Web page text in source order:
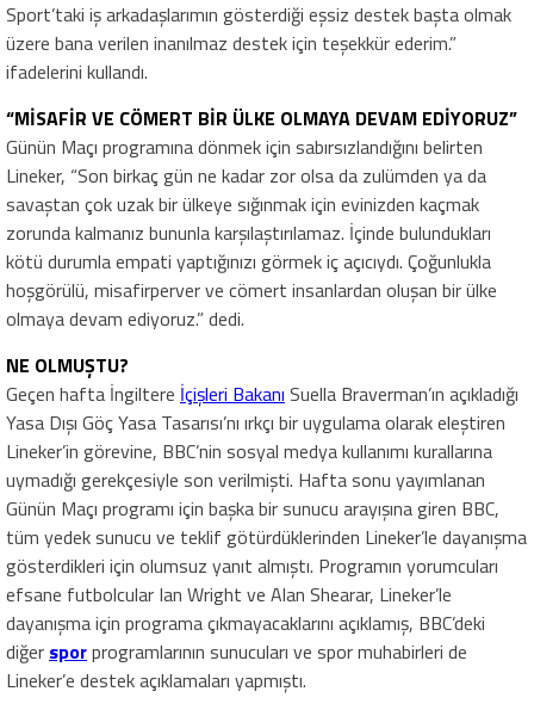
Sport’taki iş arkadaşlarımın gösterdiği eşsiz destek başta olmak
üzere bana verilen inanılmaz destek için teşekkür ederim.”
ifadelerini kullandı.
“MİSAFİR VE CÖMERT BİR ÜLKE OLMAYA DEVAM EDİYORUZ”
Günün Maçı programına dönmek için sabırsızlandığını belirten
Lineker, “Son birkaç gün ne kadar zor olsa da zulümden ya da
savaştan çok uzak bir ülkeye sığınmak için evinizden kaçmak
zorunda kalmanız bununla karşılaştırılamaz. İçinde bulundukları
kötü durumla empati yaptığınızı görmek iç açıcıydı. Çoğunlukla
hoşgörülü, misafirperver ve cömert insanlardan oluşan bir ülke
olmaya devam ediyoruz.” dedi.
NE OLMUŞTU?
Geçen hafta İngiltere İçişleri Bakanı Suella Braverman’ın açıkladığı
Yasa Dışı Göç Yasa Tasarısı’nı ırkçı bir uygulama olarak eleştiren
Lineker’in görevine, BBC’nin sosyal medya kullanımı kurallarına
uymadığı gerekçesiyle son verilmişti. Hafta sonu yayımlanan
Günün Maçı programı için başka bir sunucu arayışına giren BBC,
tüm yedek sunucu ve teklif götürdüklerinden Lineker’le dayanışma
gösterdikleri için olumsuz yanıt almıştı. Programın yorumcuları
efsane futbolcular Ian Wright ve Alan Shearar, Lineker’le
dayanışma için programa çıkmayacaklarını açıklamış, BBC’deki
diğer sporprogramlarının sunucuları ve spor muhabirleri de
Lineker’e destek açıklamaları yapmıştı.